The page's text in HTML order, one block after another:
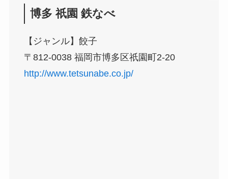
博多 祇園 鉄なべ
【ジャンル】餃子
〒812-0038 福岡市博多区祇園町2-20
http://www.tetsunabe.co.jp/